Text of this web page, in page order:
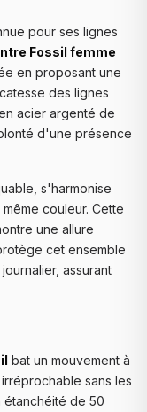
pour ses lignes
Fossil femme
en proposant une
des lignes
acier argenté de
d'une présence
s'harmonise
couleur. Cette
une allure
cet ensemble
assurant
bat un mouvement à
sans les
étanchéité de 50